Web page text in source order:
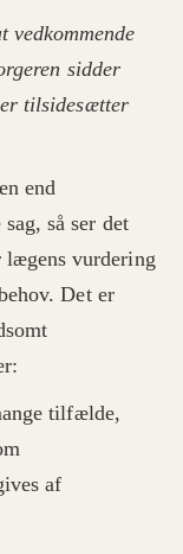
vedkommende
sidder
tilsidesætter
end
så ser det
lægens vurdering
Det er
tilfælde,
af